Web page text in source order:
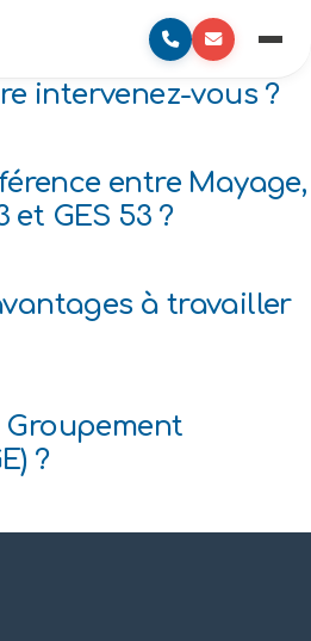
Menu
intervenez-vous ?
entre Mayage,
et GES 53 ?
à travailler
Groupement
?